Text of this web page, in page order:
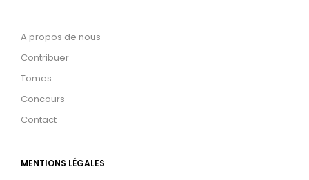
A propos de nous
Contribuer
Tomes
Concours
Contact
MENTIONS LÉGALES